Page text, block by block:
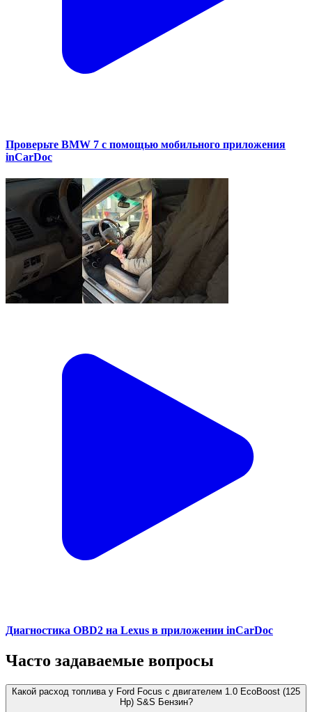
Проверьте BMW 7 с помощью мобильного приложения
inCarDoc
Диагностика OBD2 на Lexus в приложении inCarDoc
Часто задаваемые вопросы
Какой расход топлива у Ford Focus с двигателем 1.0 EcoBoost (125
Hp) S&S Бензин?